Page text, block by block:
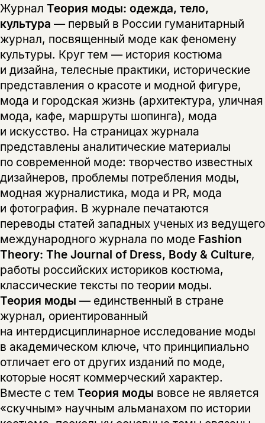
Журнал Теория моды: одежда, тело,
культура — первый в России гуманитарный
журнал, посвященный моде как феномену
культуры. Круг тем — история костюма
и дизайна, телесные практики, исторические
представления о красоте и модной фигуре,
мода и городская жизнь (архитектура, уличная
мода, кафе, маршруты шопинга), мода
и искусство. На страницах журнала
представлены аналитические материалы
по современной моде: творчество известных
дизайнеров, проблемы потребления моды,
модная журналистика, мода и PR, мода
и фотография. В журнале печатаются
переводы статей западных ученых из ведущего
международного журнала по моде Fashion
Theory: The Journal of Dress, Body & Culture,
работы российских историков костюма,
классические тексты по теории моды.
Теория моды — единственный в стране
журнал, ориентированный
на интердисциплинарное исследование моды
в академическом ключе, что принципиально
отличает его от других изданий по моде,
которые носят коммерческий характер.
Вместе с тем Теория моды вовсе не является
«скучным» научным альманахом по истории